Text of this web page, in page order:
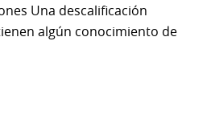
Una descalificación
algún conocimiento de